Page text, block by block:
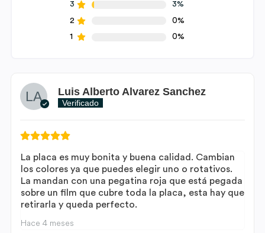
3
3%
2
0%
1
0%
Luis Alberto Alvarez Sanchez
Verificado
La placa es muy bonita y buena calidad. Cambian
los colores ya que puedes elegir uno o rotativos.
La mandan con una pegatina roja que está pegada
sobre un film que cubre toda la placa, esta hay que
retirarla y queda perfecto.
Hace 4 meses